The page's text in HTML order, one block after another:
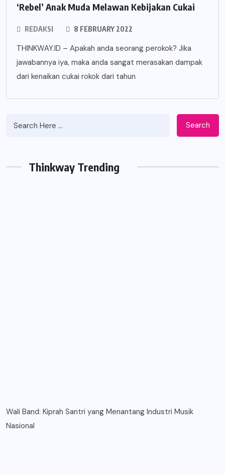
‘Rebel’ Anak Muda Melawan Kebijakan Cukai
REDAKSI 8 FEBRUARY 2022
THINKWAY.ID – Apakah anda seorang perokok? Jika
jawabannya iya, maka anda sangat merasakan dampak
dari kenaikan cukai rokok dari tahun
Search
Thinkway Trending
Wali Band: Kiprah Santri yang Menantang Industri Musik
Nasional